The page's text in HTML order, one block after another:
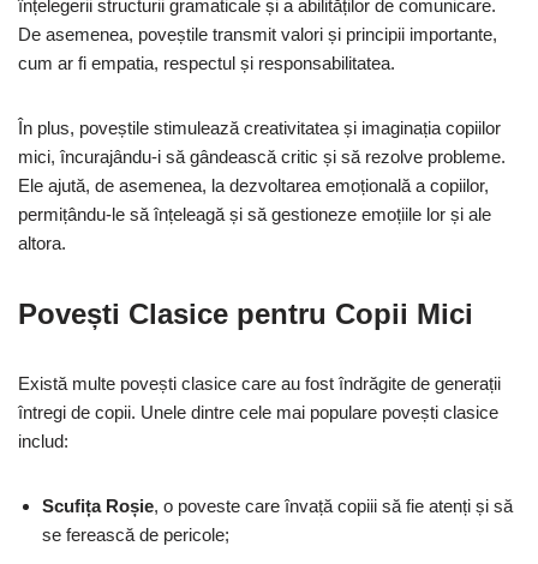
înțelegerii structurii gramaticale și a abilităților de comunicare.
De asemenea, poveștile transmit valori și principii importante,
cum ar fi empatia, respectul și responsabilitatea.
În plus, poveștile stimulează creativitatea și imaginația copiilor
mici, încurajându-i să gândească critic și să rezolve probleme.
Ele ajută, de asemenea, la dezvoltarea emoțională a copiilor,
permițându-le să înțeleagă și să gestioneze emoțiile lor și ale
altora.
Povești Clasice pentru Copii Mici
Există multe povești clasice care au fost îndrăgite de generații
întregi de copii. Unele dintre cele mai populare povești clasice
includ:
Scufița Roșie, o poveste care învață copiii să fie atenți și să
se ferească de pericole;